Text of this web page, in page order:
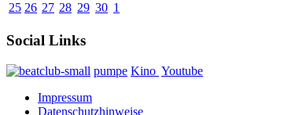
25 26 27 28 29 30 1
Social Links
pumpe Kino Youtube
Impressum
Datenschutzhinweise